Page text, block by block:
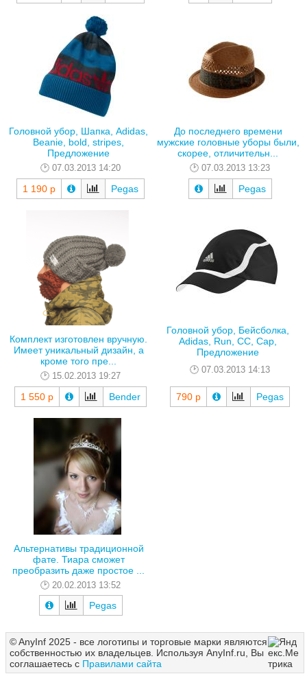
Головной убор, Шапка, Adidas,
Beanie, bold, stripes,
Предложение
07.03.2013 14:20
1 190 р Pegas
До последнего времени
мужские головные уборы были,
скорее, отличительн...
07.03.2013 13:23
Pegas
Комплект изготовлен вручную.
Имеет уникальный дизайн, а
кроме того пре...
15.02.2013 19:27
1 550 р Bender
Головной убор, Бейсболка,
Adidas, Run, CC, Cap,
Предложение
07.03.2013 14:13
790 р Pegas
Альтернативы традиционной
фате. Тиара сможет
преобразить даже простое ...
20.02.2013 13:52
Pegas
© AnyInf 2025 - все логотипы и торговые марки являются
собственностью их владельцев. Используя AnyInf.ru, Вы
соглашаетесь с Правилами сайта